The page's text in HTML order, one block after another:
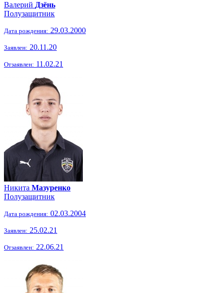
Валерий Дзёнь
Полузащитник
Дата рождения: 29.03.2000
Заявлен: 20.11.20
Отзаявлен: 11.02.21
Никита Мазуренко
Полузащитник
Дата рождения: 02.03.2004
Заявлен: 25.02.21
Отзаявлен: 22.06.21